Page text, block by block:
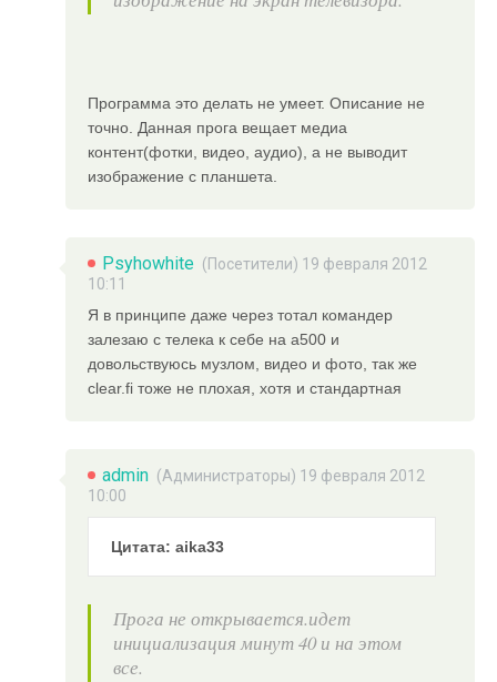
Программа это делать не умеет. Описание не
точно. Данная прога вещает медиа
контент(фотки, видео, аудио), а не выводит
изображение с планшета.
Psyhowhite (Посетители) 19 февраля 2012
10:11
Я в принципе даже через тотал командер
залезаю с телека к себе на а500 и
довольствуюсь музлом, видео и фото, так же
clear.fi тоже не плохая, хотя и стандартная
admin (Администраторы) 19 февраля 2012
10:00
Цитата: aika33
Прога не открывается.идет
инициализация минут 40 и на этом
все.